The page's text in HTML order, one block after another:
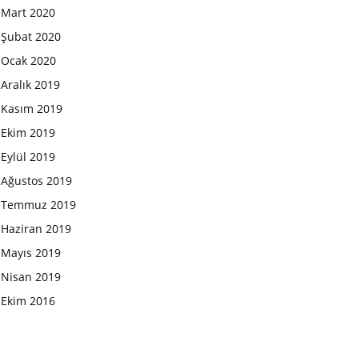
Mart 2020
Şubat 2020
Ocak 2020
Aralık 2019
Kasım 2019
Ekim 2019
Eylül 2019
Ağustos 2019
Temmuz 2019
Haziran 2019
Mayıs 2019
Nisan 2019
Ekim 2016